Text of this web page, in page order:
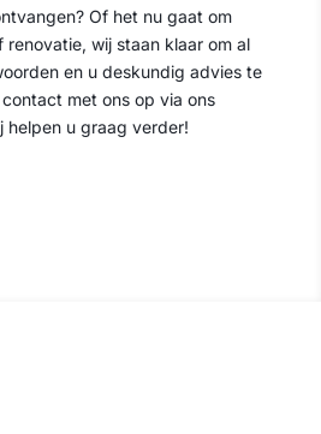
Of het nu gaat om
wij staan klaar om al
en u deskundig advies te
met ons op via ons
helpen u graag verder!